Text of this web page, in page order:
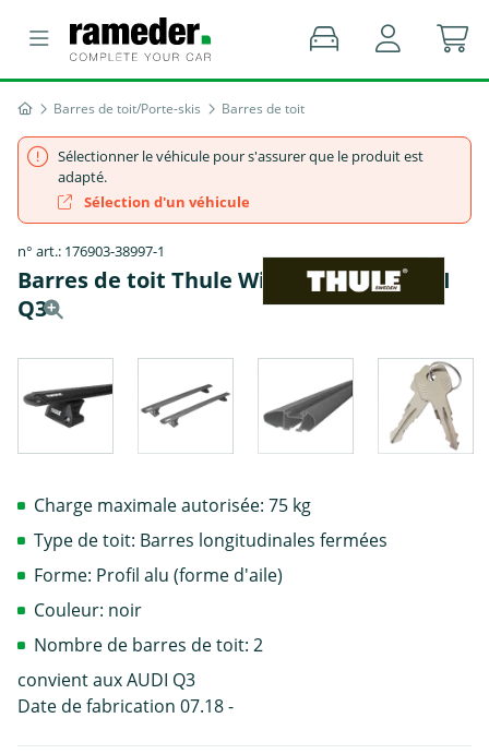
Barres de toit/Porte-skis Barres de toit
Sélectionner le véhicule pour s'assurer que le produit est
adapté.
Sélection d'un véhicule
n° art.: 176903-38997-1
Barres de toit Thule WingBar EVO - AUDI
Q3
Charge maximale autorisée: 75 kg
Type de toit: Barres longitudinales fermées
Forme: Profil alu (forme d'aile)
Couleur: noir
Nombre de barres de toit: 2
convient aux AUDI Q3
Date de fabrication 07.18 -